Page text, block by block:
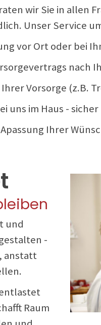
wir Sie in allen
Unser Service
vor Ort oder bei
nach
Vorsorge (z.B.
uns im Haus -
Ihrer
und
-
anstatt
Raum